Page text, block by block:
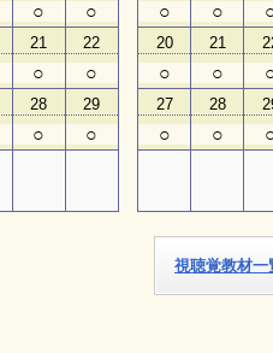
○ ○
21
○
22
○
28
○
29
○
○ ○
20
○
21
○
27
○
28
○
視聴覚教材一